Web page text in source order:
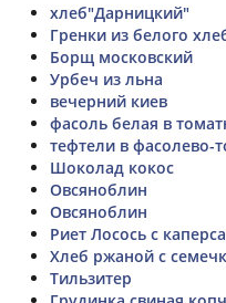
хлеб"Дарницкий"
Гренки из белого
Борщ московский
Урбеч из льна
вечерний киев
фасоль белая в
тефтели в фасолево-
Шоколад кокос
Овсяноблин
Овсяноблин
Риет Лосось с
Хлеб ржаной с
Тильзитер